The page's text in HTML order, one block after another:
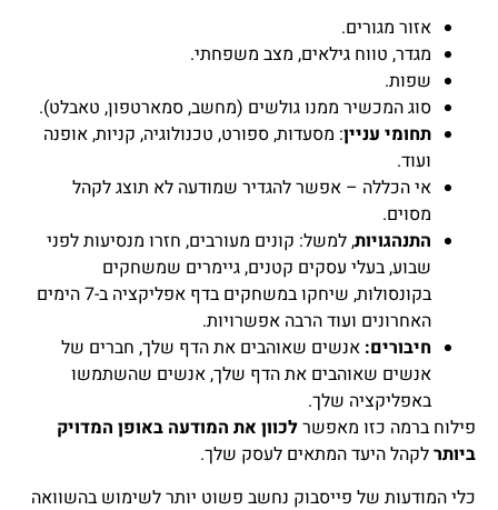
אזור מגורים.
מגדר, טווח גילאים, מצב משפחתי.
שפות.
סוג המכשיר ממנו גולשים (מחשב, סמארטפון, טאבלט).
תחומי עניין: מסעדות, ספורט, טכנולוגיה, קניות, אופנה
ועוד.
אי הכללה – אפשר להגדיר שמודעה לא תוצג לקהל
מסוים.
התנהגויות, למשל: קונים מעורבים, חזרו מנסיעות לפני
שבוע, בעלי עסקים קטנים, גיימרים שמשחקים
בקונסולות, שיחקו במשחקים בדף אפליקציה ב-7 הימים
האחרונים ועוד הרבה אפשרויות.
חיבורים: אנשים שאוהבים את הדף שלך, חברים של
אנשים שאוהבים את הדף שלך, אנשים שהשתמשו
באפליקציה שלך.
פילוח ברמה כזו מאפשרלכוון את המודעה באופן המדויק
ביותרלקהל היעד המתאים לעסק שלך.
כלי המודעות של פייסבוק נחשב פשוט יותר לשימוש בהשוואה